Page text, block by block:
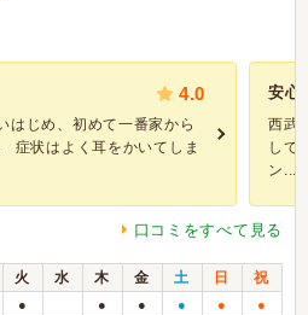
4.0
はじめ、初めて一番家から
症状はよく耳をかいてしま
安心
西武
して
ン...
口コミをすべて見る
火 水 木 金 土 日
祝
● ● ● ● ● ●